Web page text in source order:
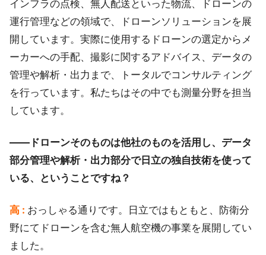
インフラの点検、無人配送といった物流、ドローンの
運行管理などの領域で、ドローンソリューションを展
開しています。実際に使用するドローンの選定からメ
ーカーへの手配、撮影に関するアドバイス、データの
管理や解析・出力まで、トータルでコンサルティング
を行っています。私たちはその中でも測量分野を担当
しています。
――ドローンそのものは他社のものを活用し、データ
部分管理や解析・出力部分で日立の独自技術を使って
いる、ということですね？
高 : おっしゃる通りです。日立ではもともと、防衛分
野にてドローンを含む無人航空機の事業を展開してい
ました。